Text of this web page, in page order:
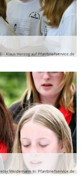
- Klaus Herzog auf Pfarrbriefservice.de
Weidemann In: Pfarrbriefservice.de